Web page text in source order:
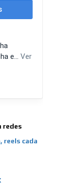
redes
reels cada